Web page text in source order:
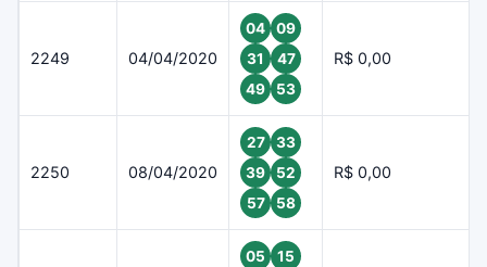
2249 04/04/2020
04
09
31
47
49
53
R$ 0,00
2250 08/04/2020
27
33
39
52
57
58
R$ 0,00
05
15